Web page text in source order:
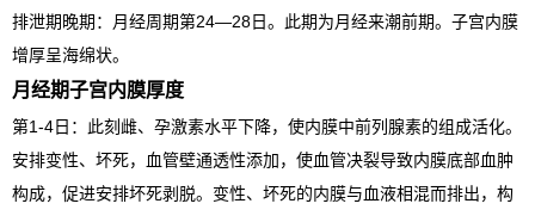
排泄期晚期：月经周期第24—28日。此期为月经来潮前期。子宫内膜
增厚呈海绵状。
月经期子宫内膜厚度
第1-4日：此刻雌、孕激素水平下降，使内膜中前列腺素的组成活化。
安排变性、坏死，血管壁通透性添加，使血管决裂导致内膜底部血肿
构成，促进安排坏死剥脱。变性、坏死的内膜与血液相混而排出，构